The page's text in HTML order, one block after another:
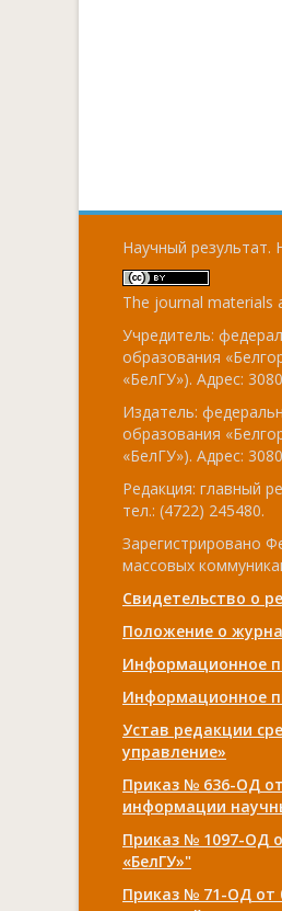
Научный результат.
The journal materials
Учредитель:
образования
«БелГУ»). Адрес:
Издатель:
образования
«БелГУ»). Адрес:
Редакция: главный
тел.: (4722) 245480.
Зарегистрировано
массовых
Свидетельство о
Положение о
Информационное
Информационное
Устав редакции
управление»
Приказ № 636-ОД
информации
Приказ № 1097-ОД
«БелГУ»"
Приказ № 71-ОД от